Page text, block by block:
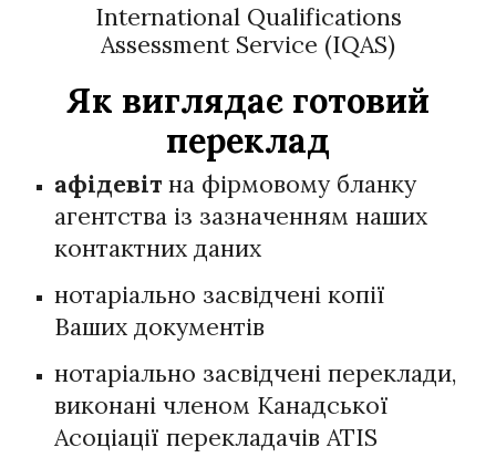
International Qualifications
Assessment Service (IQAS)
Як виглядає готовий
переклад
афідевітна фірмовому бланку
агентства із зазначенням наших
контактних даних
нотаріально засвідчені копії
Ваших документів
нотаріально засвідчені переклади,
виконані членом Канадської
Асоціації перекладачів ATIS